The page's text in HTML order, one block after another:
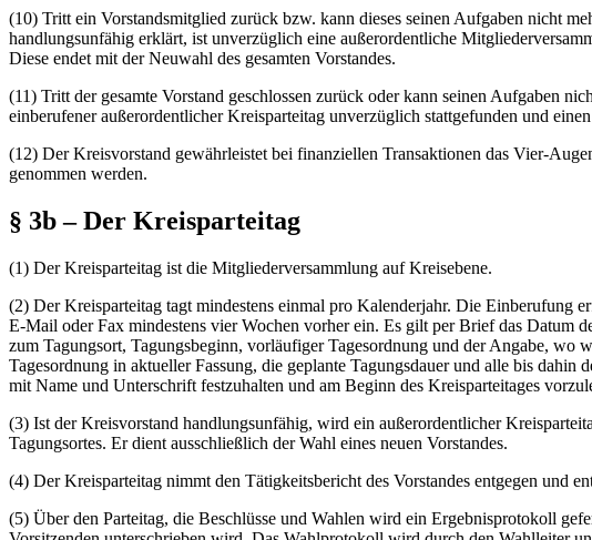
(10) Tritt ein Vorstandsmitglied zurück bzw. kann dieses seinen Aufgaben nicht
handlungsunfähig erklärt, ist unverzüglich eine außerordentliche
Diese endet mit der Neuwahl des gesamten Vorstandes.
(11) Tritt der gesamte Vorstand geschlossen zurück oder kann seinen Aufgaben
einberufener außerordentlicher Kreisparteitag unverzüglich stattgefunden und
(12) Der Kreisvorstand gewährleistet bei finanziellen Transaktionen das Vier-
genommen werden.
§ 3b – Der Kreisparteitag
(1) Der Kreisparteitag ist die Mitgliederversammlung auf Kreisebene.
(2) Der Kreisparteitag tagt mindestens einmal pro Kalenderjahr. Die Einberufung
E-Mail oder Fax mindestens vier Wochen vorher ein. Es gilt per Brief das Datum
zum Tagungsort, Tagungsbeginn, vorläufiger Tagesordnung und der Angabe, wo
Tagesordnung in aktueller Fassung, die geplante Tagungsdauer und alle bis
mit Name und Unterschrift festzuhalten und am Beginn des Kreisparteitages
(3) Ist der Kreisvorstand handlungsunfähig, wird ein außerordentlicher
Tagungsortes. Er dient ausschließlich der Wahl eines neuen Vorstandes.
(4) Der Kreisparteitag nimmt den Tätigkeitsbericht des Vorstandes entgegen und
(5) Über den Parteitag, die Beschlüsse und Wahlen wird ein Ergebnisprotokoll